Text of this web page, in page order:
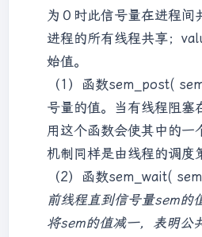
sleep(2);          int
% 2 + 1;
product; i++)
p(semid ,2);    //消
,0);    //加锁
者 2] 消费产品 1. 剩余
semctl(semid, 2,
v(semid ,0);    //开
,1);    //释放空位
sleep(2);        }
{        //父进程，生
{          printf("生产
为０时此信号量在进程间
进程的所有线程共享；
始值。
（1）函数sem_post(
号量的值。当有线程阻塞
用这个函数会使其中的一
机制同样是由线程的调度
（2）函数sem_wait(
前线程直到信号量sem的
将sem的值减一，表明公